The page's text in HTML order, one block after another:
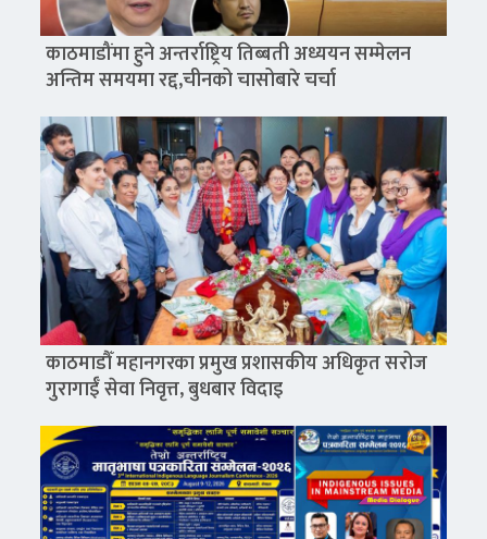
काठमाडौंमा हुने अन्तर्राष्ट्रिय तिब्बती अध्ययन सम्मेलन
अन्तिम समयमा रद्द,चीनको चासोबारे चर्चा
काठमाडौँ महानगरका प्रमुख प्रशासकीय अधिकृत सरोज
गुरागाईँ सेवा निवृत्त, बुधबार विदाइ